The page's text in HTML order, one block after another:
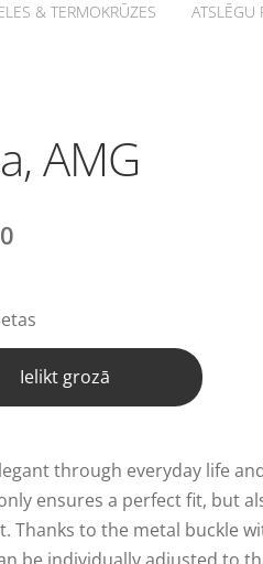
& TERMOKRŪZES ATSLĒGU
AMG
Ielikt grozā
through everyday life
ensures a perfect fit, but
Thanks to the metal buckle